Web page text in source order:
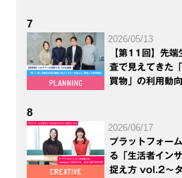
7
2026/05/13
【第11回】先端
査で見えてきた
買物」の利用動向
8
2026/06/17
プラットフォー
る「生活者イン
捉え方 vol.2～